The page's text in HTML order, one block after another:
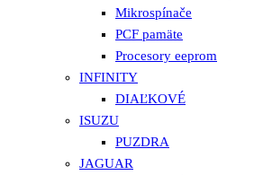
Mikrospínače
PCF pamäte
Procesory eeprom
INFINITY
DIAĽKOVÉ
ISUZU
PUZDRA
JAGUAR